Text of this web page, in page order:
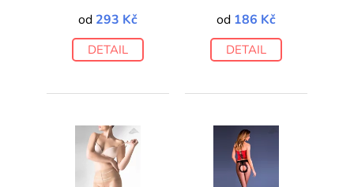
od 293 Kč
DETAIL
od 186 Kč
DETAIL